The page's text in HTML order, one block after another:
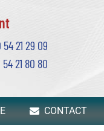
21 29 09
21 80 80
CONTACT